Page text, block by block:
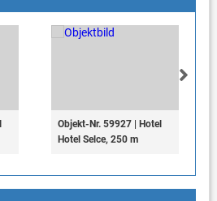
Objekt-Nr. 59927 | Hotel
Hotel Selce, 250 m